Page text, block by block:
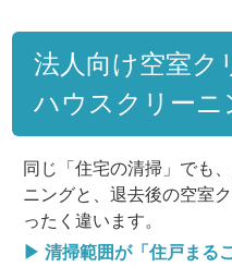
法人向け空室ク
ハウスクリーニ
同じ「住宅の清掃」でも
ニングと、退去後の空室
ったく違います。
▶ 清掃範囲が「住戸まる